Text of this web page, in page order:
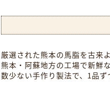
厳選された熊本の馬脂を古来
熊本・阿蘇地方の工場で新鮮
数少ない手作り製法で、1品ず